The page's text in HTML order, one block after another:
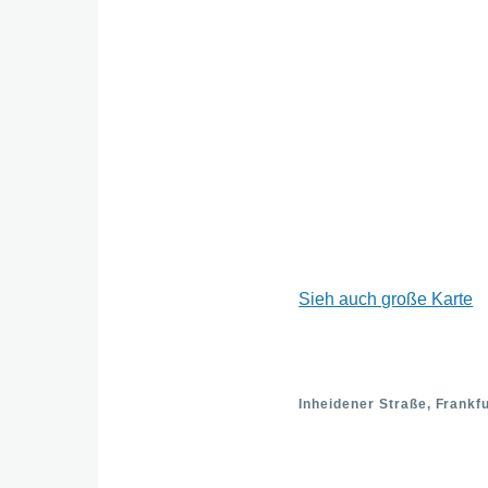
Sieh auch große Karte
Inheidener Straße,